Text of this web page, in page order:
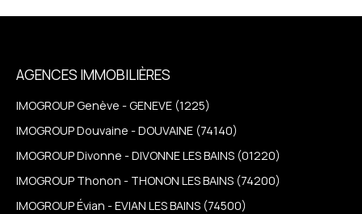
AGENCES IMMOBILIÈRES
IMOGROUP Genève - GENEVE (1225)
IMOGROUP Douvaine - DOUVAINE (74140)
IMOGROUP Divonne - DIVONNE LES BAINS (01220)
IMOGROUP Thonon - THONON LES BAINS (74200)
IMOGROUP Évian - EVIAN LES BAINS (74500)